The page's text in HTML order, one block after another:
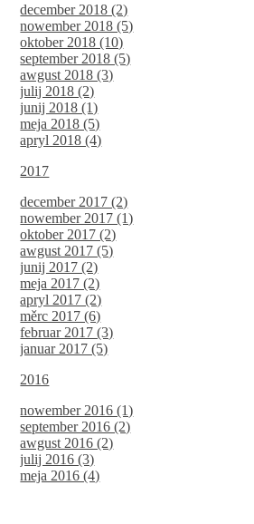
december 2018 (2)
nowember 2018 (5)
oktober 2018 (10)
september 2018 (5)
awgust 2018 (3)
julij 2018 (2)
junij 2018 (1)
meja 2018 (5)
apryl 2018 (4)
2017
december 2017 (2)
nowember 2017 (1)
oktober 2017 (2)
awgust 2017 (5)
junij 2017 (2)
meja 2017 (2)
apryl 2017 (2)
měrc 2017 (6)
februar 2017 (3)
januar 2017 (5)
2016
nowember 2016 (1)
september 2016 (2)
awgust 2016 (2)
julij 2016 (3)
meja 2016 (4)